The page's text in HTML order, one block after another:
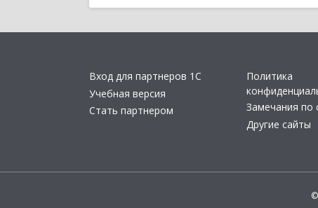
Вход для партнеров 1С
Учебная версия
Стать партнером
Политика
Замечания по
Другие сайты